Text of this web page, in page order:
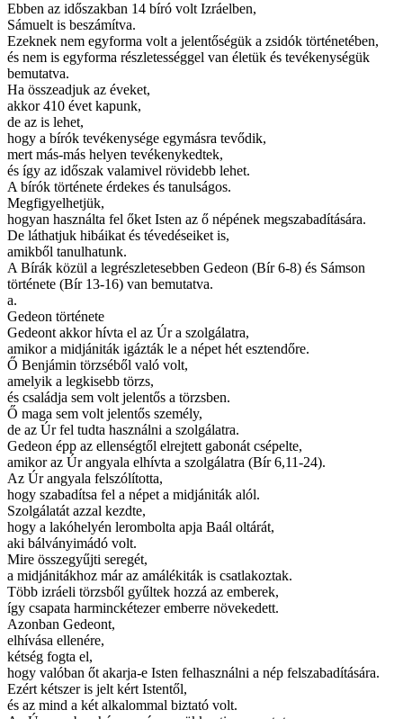
Ebben az időszakban 14 bíró volt Izráelben,
Sámuelt is beszámítva.
Ezeknek nem egyforma volt a jelentőségük a zsidók történetében,
és nem is egyforma részletességgel van életük és tevékenységük
bemutatva.
Ha összeadjuk az éveket,
akkor 410 évet kapunk,
de az is lehet,
hogy a bírók tevékenysége egymásra tevődik,
mert más-más helyen tevékenykedtek,
és így az időszak valamivel rövidebb lehet.
A bírók története érdekes és tanulságos.
Megfigyelhetjük,
hogyan használta fel őket Isten az ő népének megszabadítására.
De láthatjuk hibáikat és tévedéseiket is,
amikből tanulhatunk.
A Bírák közül a legrészletesebben Gedeon (Bír 6-8) és Sámson
története (Bír 13-16) van bemutatva.
a.
Gedeon története
Gedeont akkor hívta el az Úr a szolgálatra,
amikor a midjániták igázták le a népet hét esztendőre.
Ő Benjámin törzséből való volt,
amelyik a legkisebb törzs,
és családja sem volt jelentős a törzsben.
Ő maga sem volt jelentős személy,
de az Úr fel tudta használni a szolgálatra.
Gedeon épp az ellenségtől elrejtett gabonát csépelte,
amikor az Úr angyala elhívta a szolgálatra (Bír 6,11-24).
Az Úr angyala felszólította,
hogy szabadítsa fel a népet a midjániták alól.
Szolgálatát azzal kezdte,
hogy a lakóhelyén lerombolta apja Baál oltárát,
aki bálványimádó volt.
Mire összegyűjti seregét,
a midjánitákhoz már az amálékiták is csatlakoztak.
Több izráeli törzsből gyűltek hozzá az emberek,
így csapata harminckétezer emberre növekedett.
Azonban Gedeont,
elhívása ellenére,
kétség fogta el,
hogy valóban őt akarja-e Isten felhasználni a nép felszabadítására.
Ezért kétszer is jelt kért Istentől,
és az mind a két alkalommal biztató volt.